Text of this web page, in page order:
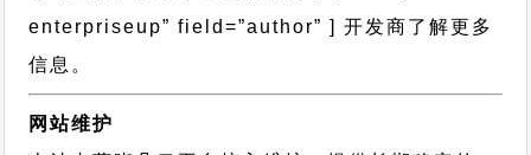
enterpriseup” field=”author” ] 开发商了解更多
信息。
网站维护